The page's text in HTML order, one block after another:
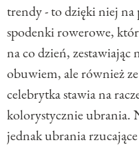
trendy - to dzięki niej na
spodenki rowerowe,
na co dzień,
obuwiem, ale również
celebrytka stawia na
kolorystycznie ubrania.
jednak ubrania